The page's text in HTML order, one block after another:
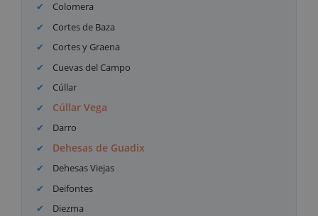
Colomera
Cortes de Baza
Cortes y Graena
Cuevas del Campo
Cúllar
Cúllar Vega
Darro
Dehesas de Guadix
Dehesas Viejas
Deifontes
Diezma